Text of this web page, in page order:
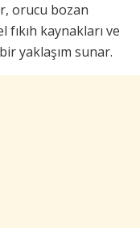
orucu bozan
kaynakları ve
yaklaşım sunar.